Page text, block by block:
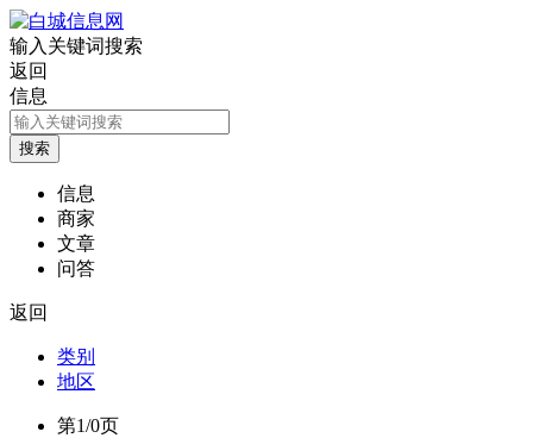
输入关键词搜索
返回
信息
信息
商家
文章
问答
返回
类别
地区
第1/0页